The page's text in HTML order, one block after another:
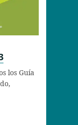
los Guía